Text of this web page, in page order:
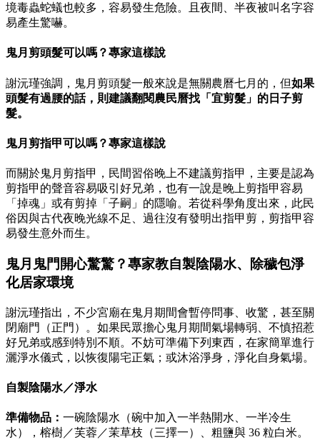
境毒蟲蛇蟻也較多，容易發生危險。且夜間、半夜被叫名字容
易產生驚嚇。
鬼月剪頭髮可以嗎？專家這樣說
謝沅瑾強調，鬼月剪頭髮一般來說是無關農曆七月的，但如果
頭髮有過腰的話，則建議翻閱農民曆找「宜剪髮」的日子剪
髮。
鬼月剪指甲可以嗎？專家這樣說
而關於鬼月剪指甲，民間習俗晚上不建議剪指甲，主要是認為
剪指甲的聲音容易吸引好兄弟，也有一說是晚上剪指甲容易
「掉魂」或有剪掉「子嗣」的隱喻。若從科學角度出來，此民
俗因與古代夜晚光線不足、過往沒有發明出指甲剪，剪指甲容
易發生意外而生。
鬼月鬼門開心驚驚？專家教自製陰陽水、除穢包淨
化居家環境
謝沅瑾指出，不少宮廟在鬼月期間會暫停問事、收驚，甚至關
閉廟門（正門）。如果民眾擔心鬼月期間氣場轉弱、不慎招惹
好兄弟或感到特別不順。不妨可準備下列東西，在家簡單進行
灑淨水儀式，以恢復陽宅正氣；或沐浴淨身，淨化自身氣場。
自製陰陽水／淨水
準備物品： 一碗陰陽水（碗中加入一半熱開水、一半冷生
水），榕樹／芙蓉／茉草枝（三擇一）、粗鹽與 36 粒白米。